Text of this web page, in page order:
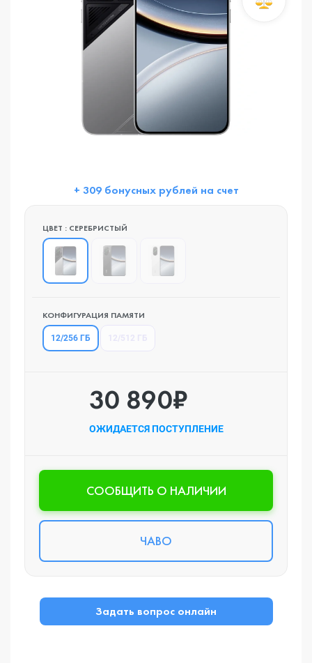
+ 309 бонусных рублей на счет
ЦВЕТ : СЕРЕБРИСТЫЙ
КОНФИГУРАЦИЯ ПАМЯТИ
12/256 ГБ
30 890₽
ОЖИДАЕТСЯ ПОСТУПЛЕНИЕ
CООБЩИТЬ О НАЛИЧИИ
ЧАВО
Задать вопрос онлайн